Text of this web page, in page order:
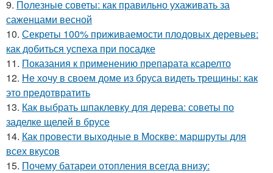
9. Полезные советы: как правильно ухаживать за
саженцами весной
10. Секреты 100% приживаемости плодовых деревьев:
как добиться успеха при посадке
11. Показания к применению препарата ксарелто
12. Не хочу в своем доме из бруса видеть трещины: как
это предотвратить
13. Как выбрать шпаклевку для дерева: советы по
заделке щелей в брусе
14. Как провести выходные в Москве: маршруты для
всех вкусов
15. Почему батареи отопления всегда внизу: